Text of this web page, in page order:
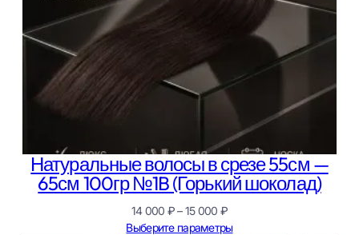
Натуральные волосы в срезе 55см —
65см 100гр №1B (Горький шоколад)
14 000 ₽–15 000 ₽Диапазон
цен:
Выберите параметры